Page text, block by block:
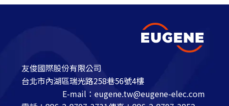
友俊國際股份有限公司
台北市內湖區瑞光路258巷56號4樓
E-mail： eugene.tw@eugene-elec.com